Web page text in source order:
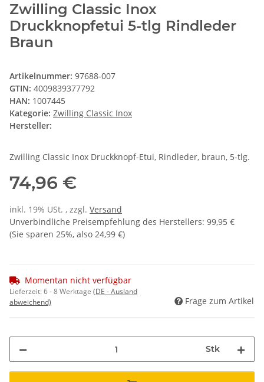
Zwilling Classic Inox
Druckknopfetui 5-tlg Rindleder
Braun
Artikelnummer: 97688-007
GTIN: 4009839377792
HAN: 1007445
Kategorie: Zwilling Classic Inox
Hersteller:
Zwilling Classic Inox Druckknopf-Etui, Rindleder, braun, 5-tlg.
74,96 €
inkl. 19% USt. , zzgl. Versand
Unverbindliche Preisempfehlung des Herstellers: 99,95 €
(Sie sparen 25%, also 24,99 €)
Momentan nicht verfügbar
Lieferzeit:6 - 8 Werktage (DE - Ausland
abweichend)
Frage zum Artikel
Stk